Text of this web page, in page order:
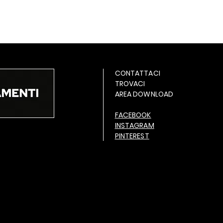
CONTATTACI
TROVACI
AREA DOWNLOAD
FACEBOOK
INSTAGRAM
PINTEREST